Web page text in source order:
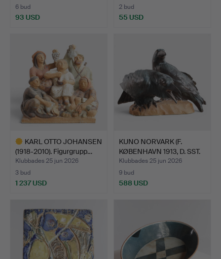
6 bud
93 USD
2 bud
55 USD
KARL OTTO JOHANSEN
(1918-2010). Figurgrupp…
Klubbades 25 jun 2026
3 bud
1 237 USD
föremål
KUNO NORVARK (F.
KØBENHAVN 1913, D. SST.
1…
Klubbades 25 jun 2026
9 bud
588 USD